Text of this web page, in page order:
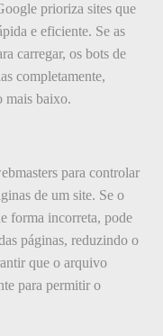
prioriza sites que
e eficiente. Se as
carregar, os bots de
completamente,
mais baixo.
para controlar
de um site. Se o
forma incorreta, pode
páginas, reduzindo o
que o arquivo
para permitir o